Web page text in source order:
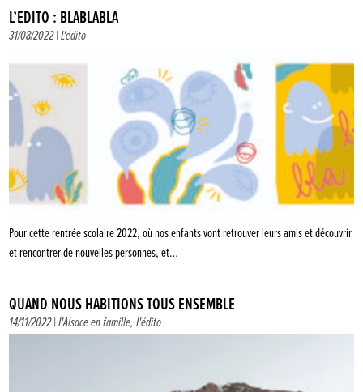
L’ÉDITO : BLABLABLA
31/08/2022 |L'édito
Pour cette rentrée scolaire 2022, où nos enfants vont retrouver leurs amis et découvrir
et rencontrer de nouvelles personnes, et…
QUAND NOUS HABITIONS TOUS ENSEMBLE
14/11/2022 |L'Alsace en famille,L'édito